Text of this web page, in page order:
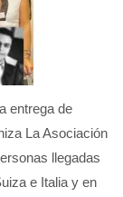
entrega de
La Asociación
llegadas
e Italia y en